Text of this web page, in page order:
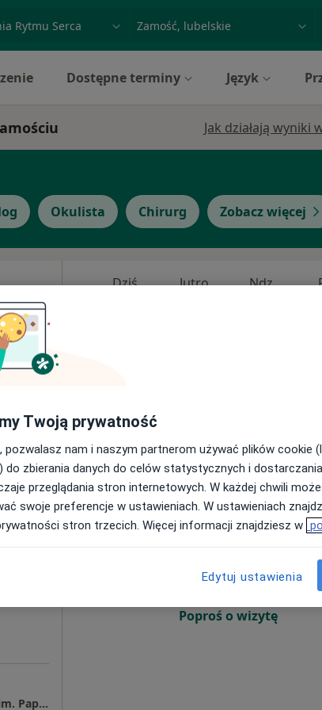
miasto lub dzielnica
Dostępne terminy Język
Jak działają wyniki
Okulista Chirurg Zobacz więcej
Dziś Jutro Ndz,
Samodzielny Publiczny Szpital Wojewódzki im. Papieża Jana Pawła II w Zamościu Oddział Kardiologii
Dziś
7 Sie
Jutro
8 Sie
Ndz,
9 Sie
Umawianie online nie jest
Poproś o wizytę
Twoją prywatność
pozwalasz nam i naszym partnerom używać plików cookie
do zbierania danych do celów statystycznych i
przeglądania stron internetowych. W każdej chwili
swoje preferencje w ustawieniach. W ustawieniach
stron trzecich. Więcej informacji znajdziesz w
Edytuj ustawienia